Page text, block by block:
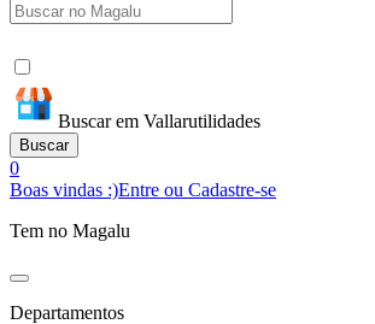
Buscar em Vallarutilidades
Buscar
0
Boas vindas :)Entre ou Cadastre-se
Tem no Magalu
Departamentos